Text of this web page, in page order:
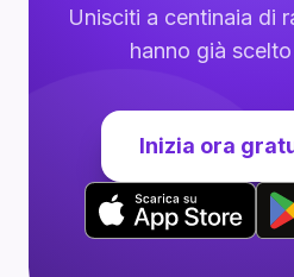
Unisciti a centinaia di
hanno già
Inizia ora